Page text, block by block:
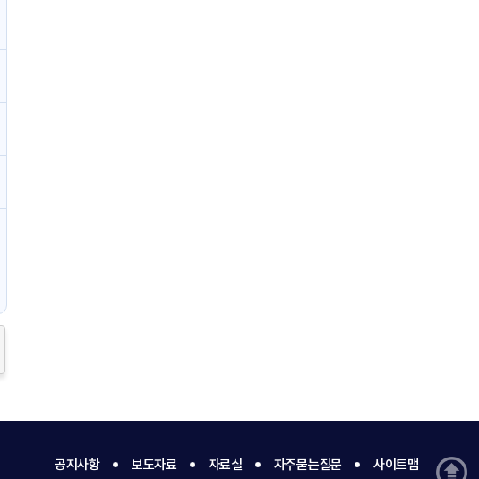
공지사항 보도자료 자료실 자주묻는질문 사이트맵